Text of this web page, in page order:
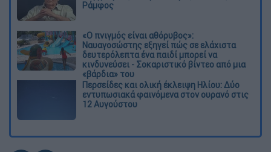
Ράμφος
«Ο πνιγμός είναι αθόρυβος»:
Ναυαγοσώστης εξηγεί πώς σε ελάχιστα
δευτερόλεπτα ένα παιδί μπορεί να
κινδυνεύσει - Σοκαριστικό βίντεο από μια
«βάρδια» του
Περσείδες και ολική έκλειψη Ηλίου: Δύο
εντυπωσιακά φαινόμενα στον ουρανό στις
12 Αυγούστου